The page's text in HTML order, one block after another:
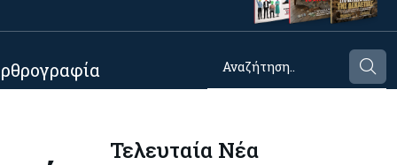
Τελευταία Νέα